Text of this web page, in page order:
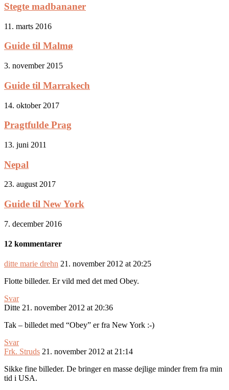
Stegte madbananer
11. marts 2016
Guide til Malmø
3. november 2015
Guide til Marrakech
14. oktober 2017
Pragtfulde Prag
13. juni 2011
Nepal
23. august 2017
Guide til New York
7. december 2016
12 kommentarer
ditte marie drehn 21. november 2012 at 20:25
Flotte billeder. Er vild med det med Obey.
Svar
Ditte 21. november 2012 at 20:36
Tak – billedet med “Obey” er fra New York :-)
Svar
Frk. Struds 21. november 2012 at 21:14
Sikke fine billeder. De bringer en masse dejlige minder frem fra min
tid i USA.